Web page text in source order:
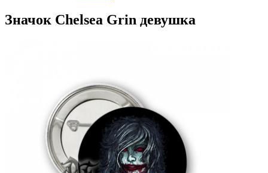
Значок Chelsea Grin девушка